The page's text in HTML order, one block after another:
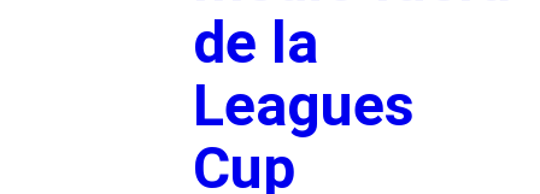
de la
Leagues
Cup